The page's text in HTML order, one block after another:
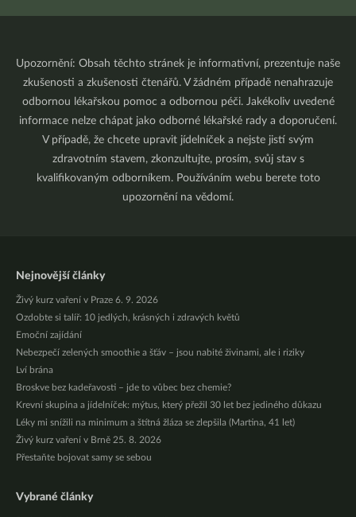
Upozornění: Obsah těchto stránek je informativní, prezentuje naše
zkušenosti a zkušenosti čtenářů. V žádném případě nenahrazuje
odbornou lékařskou pomoc a odbornou péči. Jakékoliv uvedené
informace nelze chápat jako odborné lékařské rady a doporučení.
V případě, že chcete upravit jídelníček a nejste jistí svým
zdravotním stavem, zkonzultujte, prosím, svůj stav s
kvalifikovaným odborníkem. Používáním webu berete toto
upozornění na vědomí.
Nejnovější články
Živý kurz vaření v Praze 6. 9. 2026
Ozdobte si talíř: 10 jedlých, krásných i zdravých květů
Emoční zajídání
Nebezpečí zelených smoothie a šťáv – jsou nabité živinami, ale i riziky
Lví brána
Broskve bez kadeřavosti – jde to vůbec bez chemie?
Krevní skupina a jídelníček: mýtus, který přežil 30 let bez jediného důkazu
Léky mi snížili na minimum a štítná žláza se zlepšila (Martina, 41 let)
Živý kurz vaření v Brně 25. 8. 2026
Přestaňte bojovat samy se sebou
Vybrané články